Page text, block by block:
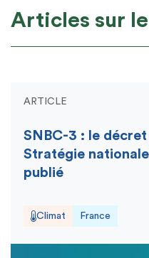
Articles sur
ARTICLE
SNBC-3 : le
Stratégie
publié
Climat France